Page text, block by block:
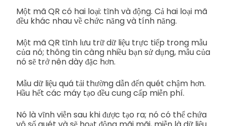
Một mã QR có hai loại: tĩnh và động. Cả hai loại mã
đều khác nhau về chức năng và tính năng.
Một mã QR tĩnh lưu trữ dữ liệu trực tiếp trong mẫu
của nó; thông tin càng nhiều bạn sử dụng, mẫu của
nó sẽ trở nên dày đặc hơn.
Mẫu dữ liệu quá tải thường dẫn đến quét chậm hơn.
Hầu hết các máy tạo đều cung cấp miễn phí.
Nó là vĩnh viễn sau khi được tạo ra; nó có thể chứa